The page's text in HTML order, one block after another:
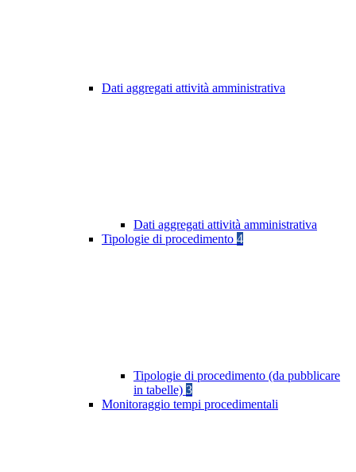
Dati aggregati attività amministrativa
Dati aggregati attività amministrativa
Tipologie di procedimento 4
Tipologie di procedimento (da pubblicare
in tabelle) 3
Monitoraggio tempi procedimentali